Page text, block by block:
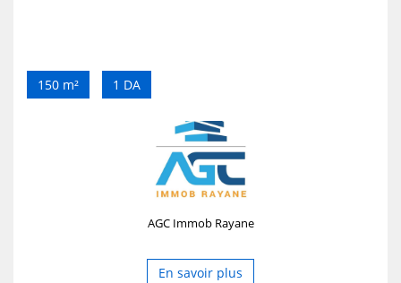
150 m² 1 DA
AGC Immob Rayane
En savoir plus